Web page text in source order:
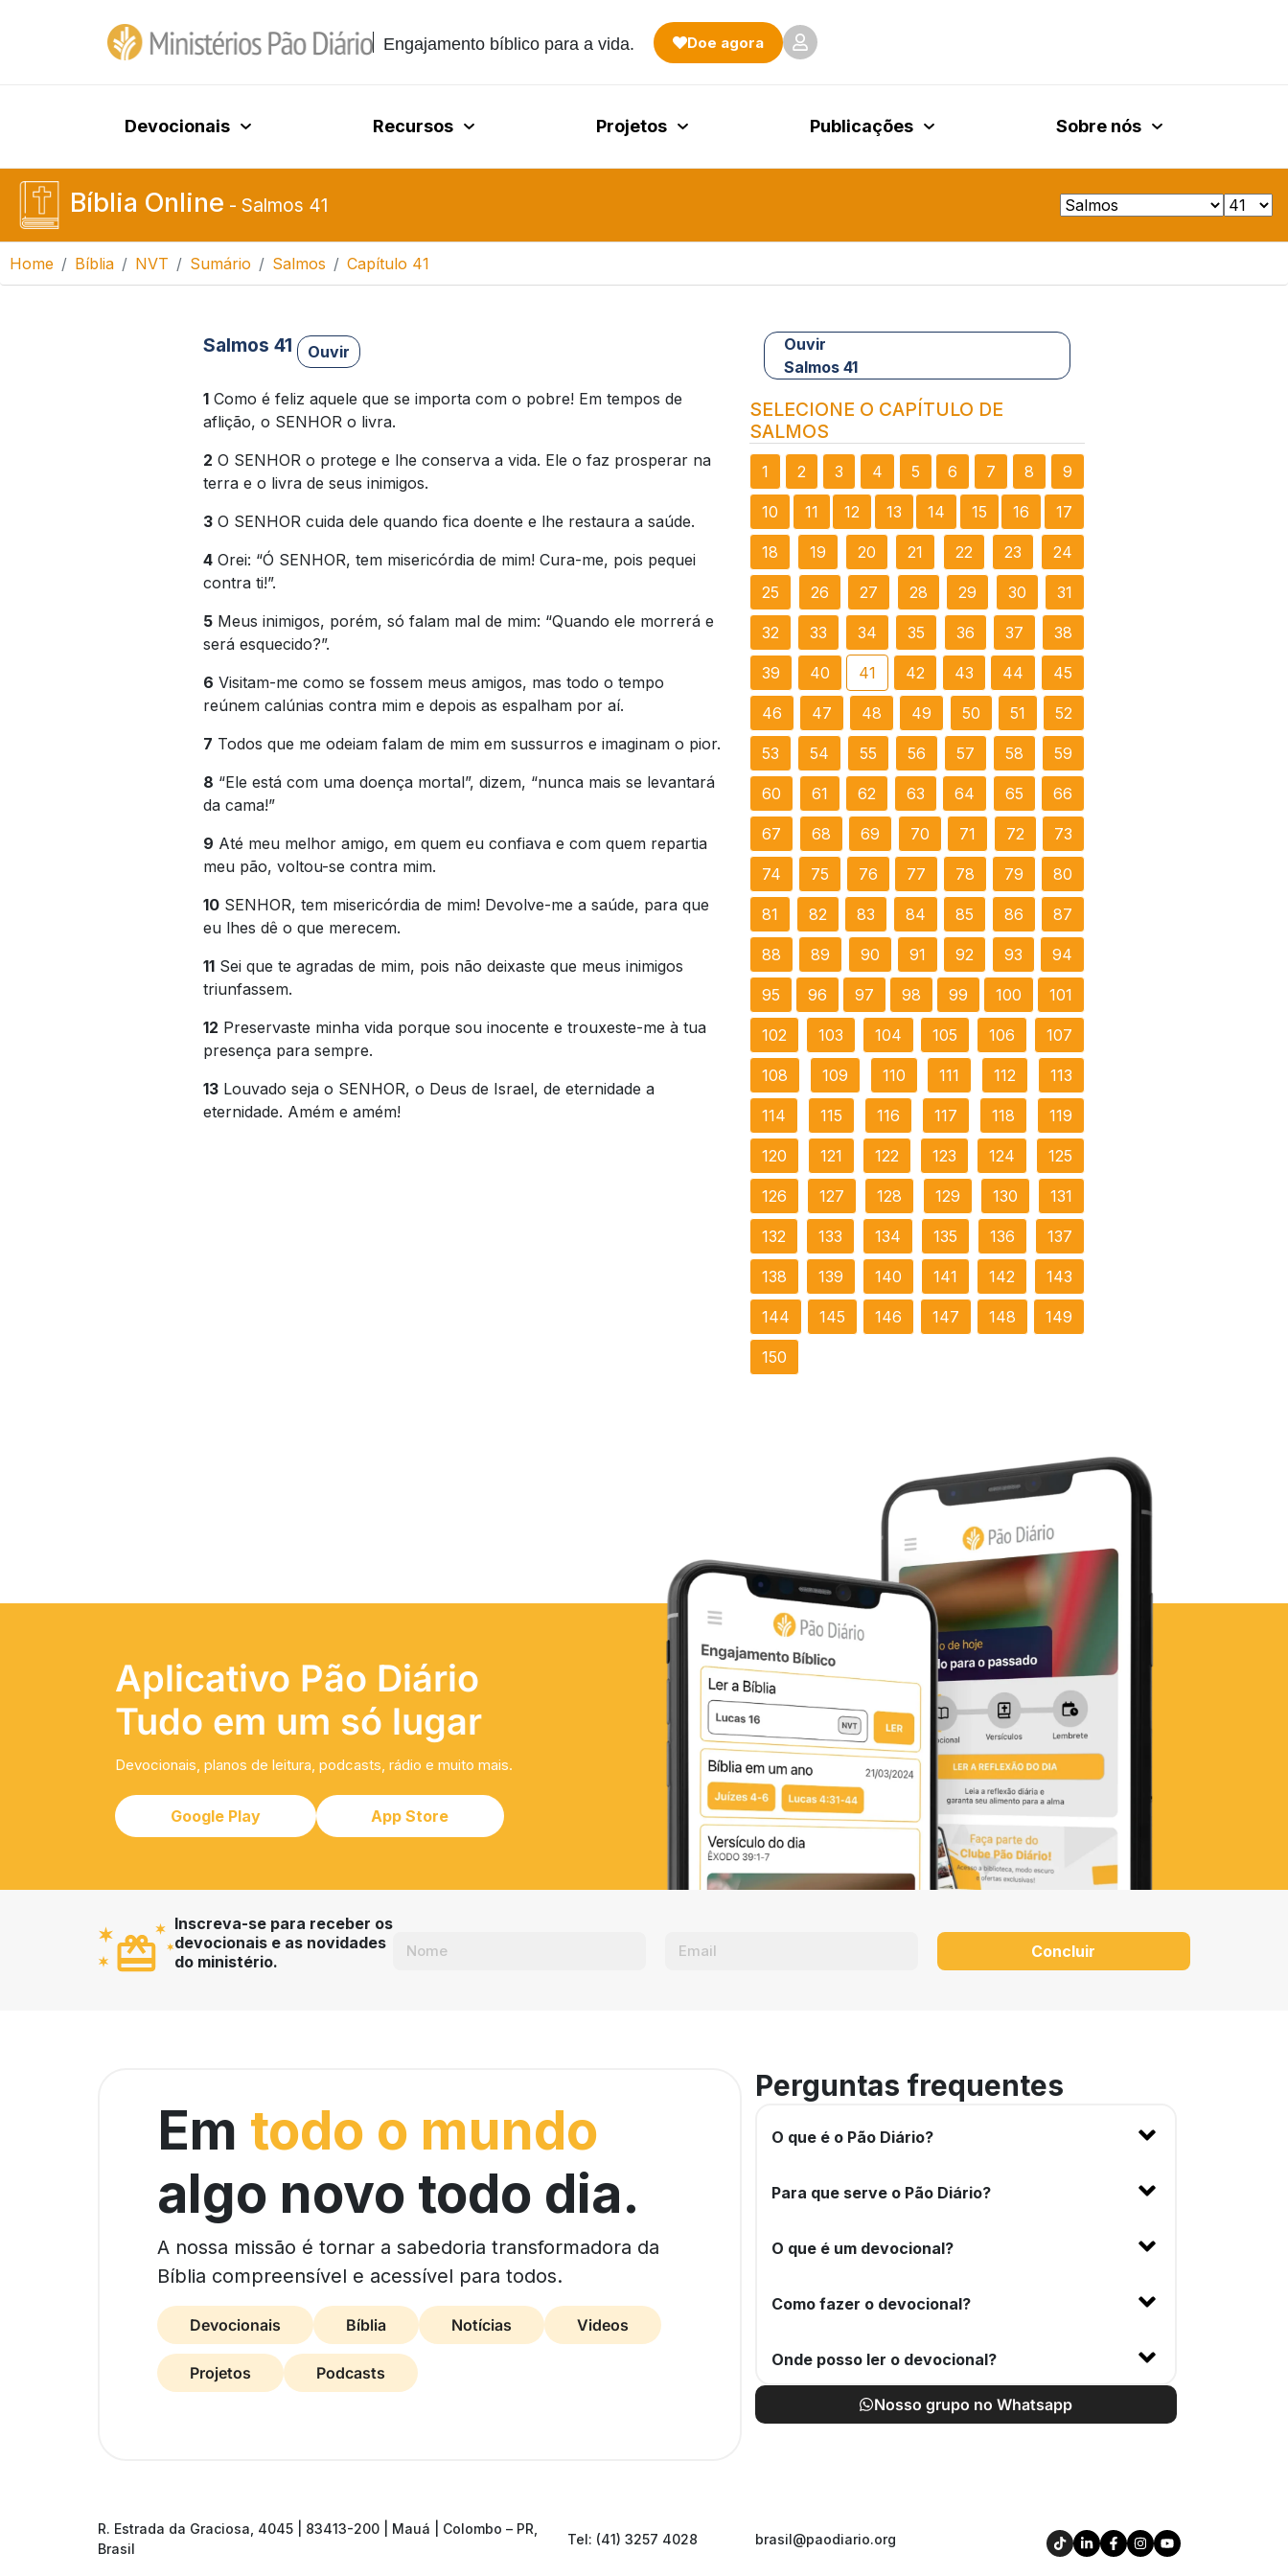
Engajamento bíblico para a vida. Doe agora
Devocionais Recursos Projetos Publicações Sobre nós
Bíblia Online - Salmos 41
Home Bíblia NVT Sumário Salmos Capítulo 41
Salmos 41 Ouvir
1 Como é feliz aquele que se importa com o pobre! Em tempos de
aflição, o SENHOR o livra.
2 O SENHOR o protege e lhe conserva a vida. Ele o faz prosperar na
terra e o livra de seus inimigos.
3 O SENHOR cuida dele quando fica doente e lhe restaura a saúde.
4 Orei: “Ó SENHOR, tem misericórdia de mim! Cura-me, pois pequei
contra ti!”.
5 Meus inimigos, porém, só falam mal de mim: “Quando ele morrerá e
será esquecido?”.
6 Visitam-me como se fossem meus amigos, mas todo o tempo
reúnem calúnias contra mim e depois as espalham por aí.
7 Todos que me odeiam falam de mim em sussurros e imaginam o pior.
8 “Ele está com uma doença mortal”, dizem, “nunca mais se levantará
da cama!”
9 Até meu melhor amigo, em quem eu confiava e com quem repartia
meu pão, voltou-se contra mim.
10 SENHOR, tem misericórdia de mim! Devolve-me a saúde, para que
eu lhes dê o que merecem.
11 Sei que te agradas de mim, pois não deixaste que meus inimigos
triunfassem.
12 Preservaste minha vida porque sou inocente e trouxeste-me à tua
presença para sempre.
13 Louvado seja o SENHOR, o Deus de Israel, de eternidade a
eternidade. Amém e amém!
Ouvir
Salmos 41
SELECIONE O CAPÍTULO DE
SALMOS
1 2 3 4 5 6 7 8 9
10 11 12 13 14 15 16 17
18 19 20 21 22 23 24
25 26 27 28 29 30 31
32 33 34 35 36 37 38
39 40 41 42 43 44 45
46 47 48 49 50 51 52
53 54 55 56 57 58 59
60 61 62 63 64 65 66
67 68 69 70 71 72 73
74 75 76 77 78 79 80
81 82 83 84 85 86 87
88 89 90 91 92 93 94
95 96 97 98 99 100 101
102 103 104 105 106 107
108 109 110 111 112 113
114 115 116 117 118 119
120 121 122 123 124 125
126 127 128 129 130 131
132 133 134 135 136 137
138 139 140 141 142 143
144 145 146 147 148 149
150
Aplicativo Pão Diário
Tudo em um só lugar
Devocionais, planos de leitura, podcasts, rádio e muito mais.
Google Play App Store
Inscreva-se para receber os
devocionais e as novidades
do ministério.
Concluir
Em todo o mundo
algo novo todo dia.
A nossa missão é tornar a sabedoria transformadora da
Bíblia compreensível e acessível para todos.
Devocionais Bíblia Notícias Videos
Projetos Podcasts
Perguntas frequentes
O que é o Pão Diário?
Para que serve o Pão Diário?
O que é um devocional?
Como fazer o devocional?
Onde posso ler o devocional?
Nosso grupo no Whatsapp
R. Estrada da Graciosa, 4045 | 83413-200 | Mauá | Colombo – PR,
Brasil
Tel: (41) 3257 4028 brasil@paodiario.org